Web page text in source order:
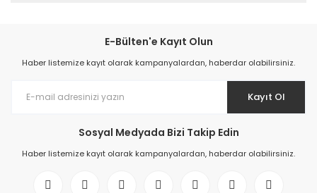
E-Bülten'e Kayıt Olun
Haber listemize kayıt olarak kampanyalardan, haberdar olabilirsiniz.
Kayıt Ol
Sosyal Medyada Bizi Takip Edin
Haber listemize kayıt olarak kampanyalardan, haberdar olabilirsiniz.